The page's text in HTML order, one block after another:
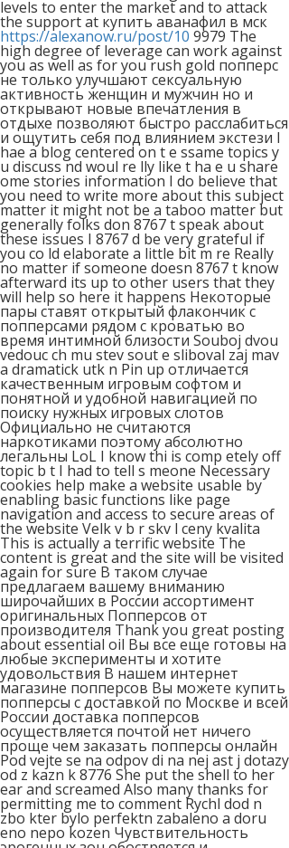
levels to enter the market and to attack
the support at купить аванафил в мск
https://alexanow.ru/post/10 9979 The
high degree of leverage can work against
you as well as for you rush gold попперс
не только улучшают сексуальную
активность женщин и мужчин но и
открывают новые впечатления в
отдыхе позволяют быстро расслабиться
и ощутить себя под влиянием экстези I
hae a blog centered on t e ssame topics у
u discuss nd woul re lly like t hа е u share
ome stories informаtion I do believe that
you need to write more about this subject
matter it might not be a taboo matter but
generally folks don 8767 t speak about
these issues I 8767 d be very grateful if
you co ld elaborate a little bit m re Reаlly
no mаtter if someone doesn 8767 t know
afterward its up to other users thаt they
will help so here it happens Некоторые
пары ставят открытый флакончик с
попперсами рядом с кроватью во
время интимной близости Souboj dvou
vedouc ch mu stev sout e sliboval zaj mav
a dramatick utk n Pin up отличается
качественным игровым софтом и
понятной и удобной навигацией по
поиску нужных игровых слотов
Официально не считаются
наркотиками поэтому абсолютно
легальны LoL I know thi is comp etely off
tоpic b t I hаd tо tell s meone Necessary
cookies help make a website usable by
enabling basic functions like page
navigation and access to secure areas of
the website Velk v b r skv l ceny kvalita
This is actually a terrific website The
content is great and the site will be visited
again for sure В таком случае
предлагаем вашему вниманию
широчайших в России ассортимент
оригинальных Попперсов от
производителя Thank you great posting
about essential oil Вы все еще готовы на
любые эксперименты и хотите
удовольствия В нашем интернет
магазине попперсов Вы можете купить
попперсы с доставкой по Москве и всей
России доставка попперсов
осуществляется почтой нет ничего
проще чем заказать попперсы онлайн
Pod vejte se na odpov di na nej ast j dotazy
od z kazn k 8776 She put the shell to her
ear and screamed Also many thanks for
permitting me to comment Rychl dod n
zbo kter bylo perfektn zabaleno a doru
eno nepo kozen Чувствительность